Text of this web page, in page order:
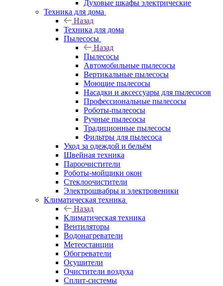
Духовые шкафы электрические
Техника для дома
Назад
Техника для дома
Пылесосы
Назад
Пылесосы
Автомобильные пылесосы
Вертикальные пылесосы
Моющие пылесосы
Насадки и аксессуары для пылесосов
Профессиональные пылесосы
Роботы-пылесосы
Ручные пылесосы
Традиционные пылесосы
Фильтры для пылесоса
Уход за одеждой и бельём
Швейная техника
Пароочистители
Роботы-мойщики окон
Стеклоочистители
Электрошвабры и электровеники
Климатическая техника
Назад
Климатическая техника
Вентиляторы
Водонагреватели
Метеостанции
Обогреватели
Осушители
Очистители воздуха
Сплит-системы